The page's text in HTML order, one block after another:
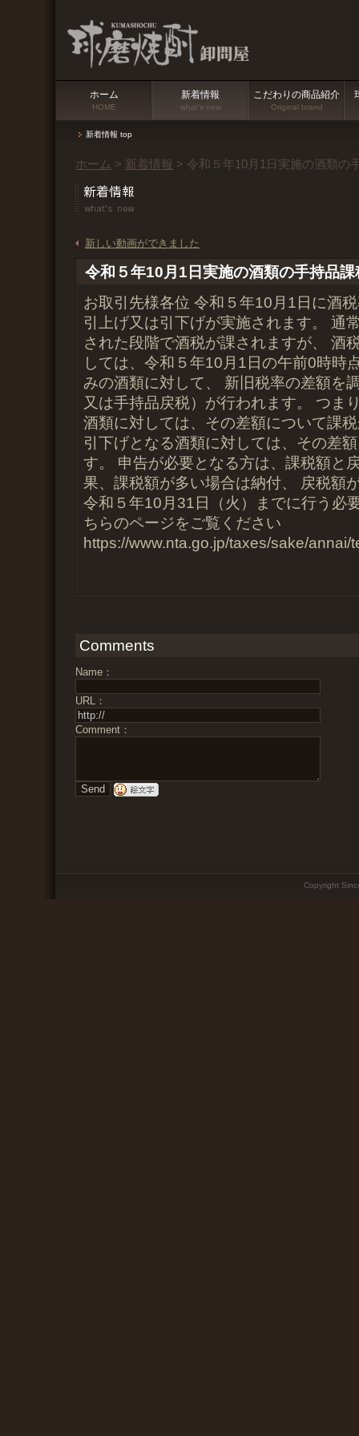
ホーム
HOME
新着情報
what's new
こだわりの商品紹介
Original brand
新着情報 top
ホーム > 新着情報 > 令和５年10月1日実施の酒類の
新しい動画ができました
令和５年10月1日実施の酒類の手持品
お取引先様各位 令和５年10月1日に酒
引上げ又は引下げが実施されます。 通
された段階で酒税が課されますが、 酒
しては、令和５年10月1日の午前0時時
みの酒類に対して、 新旧税率の差額を
又は手持品戻税）が行われます。 つま
酒類に対しては、その差額について課
引下げとなる酒類に対しては、その差
す。 申告が必要となる方は、課税額と
果、課税額が多い場合は納付、 戻税額
令和５年10月31日（火）までに行う必
ちらのページをご覧ください
https://www.nta.go.jp/taxes/sake/annai/
Comments
Name：
URL：
Comment：
Copyright